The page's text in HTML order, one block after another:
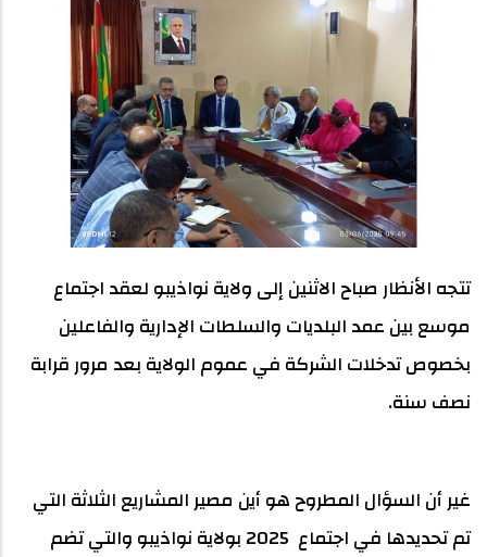
تتجه الأنظار صباح الاثنين إلى ولاية نواذيبو لعقد اجتماع
موسع بين عمد البلديات والسلطات الإدارية والفاعلين
بخصوص تدخلات الشركة في عموم الولاية بعد مرور قرابة
نصف سنة.
غير أن السؤال المطروح هو أين مصير المشاريع الثلاثة التي
تم تحديدها في اجتماع 2025 بولاية نواذيبو والتي تضم